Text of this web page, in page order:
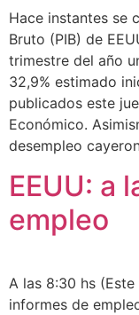
Hace instantes se
Bruto (PIB) de
trimestre del año
32,9% estimado
publicados este
Económico.
desempleo
EEUU: a
empleo
A las 8:30 hs
informes de